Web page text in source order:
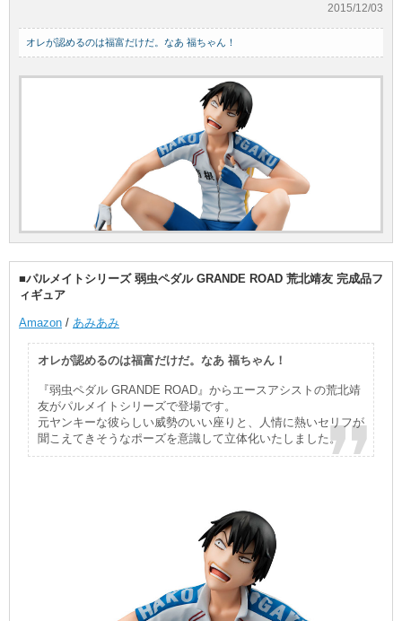
2015/12/03
オレが認めるのは福富だけだ。なあ 福ちゃん！
■パルメイトシリーズ 弱虫ペダル GRANDE ROAD 荒北靖友 完成品フ
ィギュア
Amazon / あみあみ
オレが認めるのは福富だけだ。なあ 福ちゃん！
『弱虫ペダル GRANDE ROAD』からエースアシストの荒北靖
友がパルメイトシリーズで登場です。
元ヤンキーな彼らしい威勢のいい座りと、人情に熱いセリフが
聞こえてきそうなポーズを意識して立体化いたしました。